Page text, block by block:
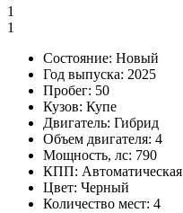
1
1
Состояние: Новый
Год выпуска: 2025
Пробег: 50
Кузов: Купе
Двигатель: Гибрид
Объем двигателя: 4
Мощность, лс: 790
КПП: Автоматическая
Цвет: Черный
Количество мест: 4